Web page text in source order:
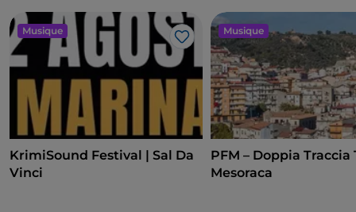
Musique
J’aime
KrimiSound Festival | Sal Da
Vinci
Musique
PFM – Doppia Traccia
Mesoraca